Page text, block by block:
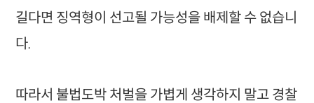
길다면 징역형이 선고될 가능성을 배제할 수 없습니
다.
따라서 불법도박 처벌을 가볍게 생각하지 말고 경찰